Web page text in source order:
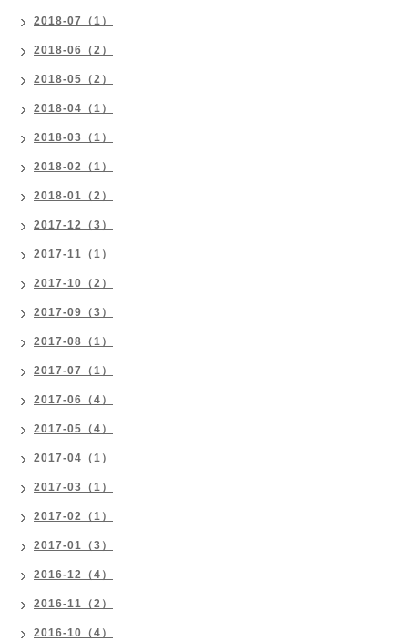
2018-07（1）
2018-06（2）
2018-05（2）
2018-04（1）
2018-03（1）
2018-02（1）
2018-01（2）
2017-12（3）
2017-11（1）
2017-10（2）
2017-09（3）
2017-08（1）
2017-07（1）
2017-06（4）
2017-05（4）
2017-04（1）
2017-03（1）
2017-02（1）
2017-01（3）
2016-12（4）
2016-11（2）
2016-10（4）